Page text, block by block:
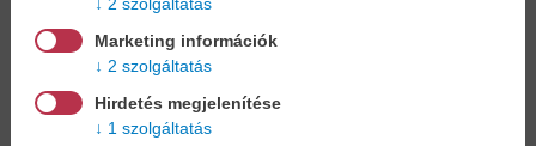
Miért regisztráljon az oldalunkon?
Könyvet keres?
Marketing információk
2 szolgáltatás
Hirdetés megjelenítése
1 szolgáltatás